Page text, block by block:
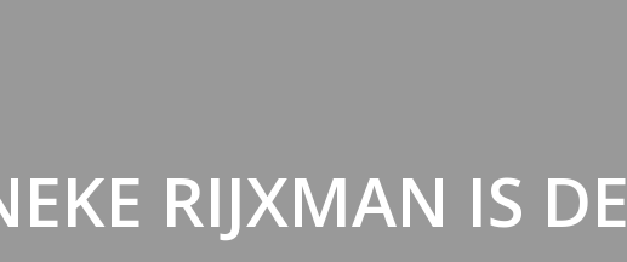
RIJXMAN IS DE